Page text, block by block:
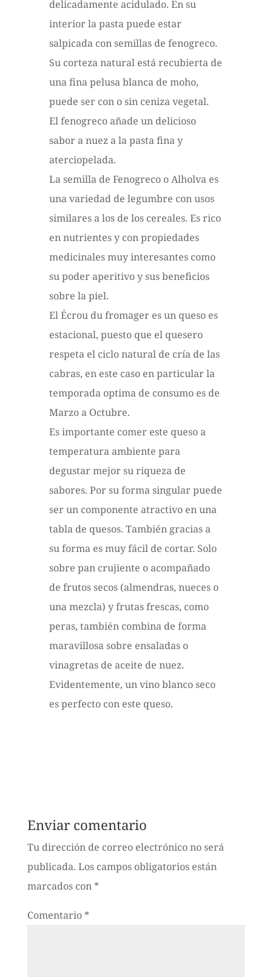
delicadamente acidulado. En su
interior la pasta puede estar
salpicada con semillas de fenogreco.
Su corteza natural está recubierta de
una fina pelusa blanca de moho,
puede ser con o sin ceniza vegetal.
El fenogreco añade un delicioso
sabor a nuez a la pasta fina y
aterciopelada.
La semilla de Fenogreco o Alholva es
una variedad de legumbre con usos
similares a los de los cereales. Es rico
en nutrientes y con propiedades
medicinales muy interesantes como
su poder aperitivo y sus beneficios
sobre la piel.
El Écrou du fromager es un queso es
estacional, puesto que el quesero
respeta el ciclo natural de cría de las
cabras, en este caso en particular la
temporada optima de consumo es de
Marzo a Octubre.
Es importante comer este queso a
temperatura ambiente para
degustar mejor su riqueza de
sabores. Por su forma singular puede
ser un componente atractivo en una
tabla de quesos. También gracias a
su forma es muy fácil de cortar. Solo
sobre pan crujiente o acompañado
de frutos secos (almendras, nueces o
una mezcla) y frutas frescas, como
peras, también combina de forma
maravillosa sobre ensaladas o
vinagretas de aceite de nuez.
Evidentemente, un vino blanco seco
es perfecto con este queso.
Enviar comentario
Tu dirección de correo electrónico no será
publicada. Los campos obligatorios están
marcados con *
Comentario *